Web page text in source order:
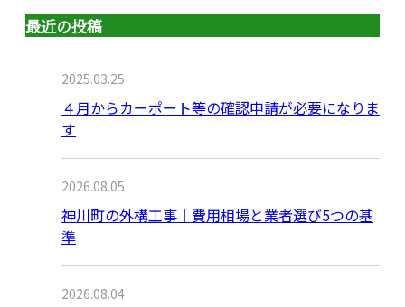
最近の投稿
2025.03.25
４月からカーポート等の確認申請が必要になりま
す
2026.08.05
神川町の外構工事｜費用相場と業者選び5つの基
準
2026.08.04